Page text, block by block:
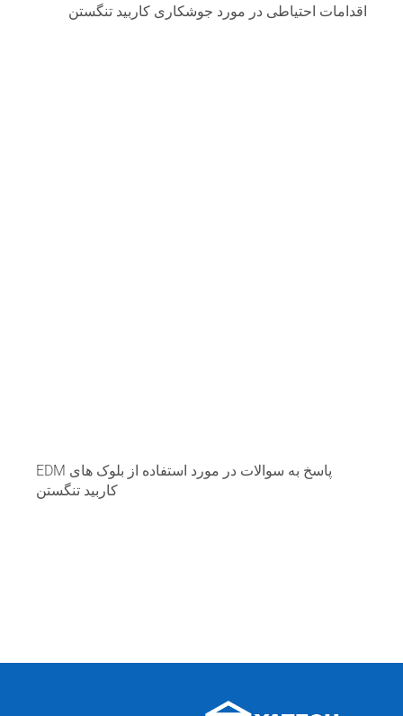
اقدامات احتیاطی در مورد جوشکاری کاربید تنگستن
پاسخ به سوالات در مورد استفاده از بلوک های EDM
کاربید تنگستن